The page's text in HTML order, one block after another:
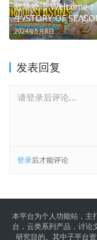
牧场物语 Welcome
生/STORY OF
Wonderful Life (耕
播种爱)
2024年5月8日
发表回复
请登录后评论...
登录后才能评论
本平台为个人功能站，主
台，云类系列产品，讨论
研究目的。其中子平台